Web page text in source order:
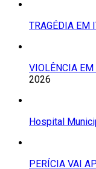
TRAGÉDIA EM
VIOLÊNCIA
2026
Hospital
PERÍCIA VAI